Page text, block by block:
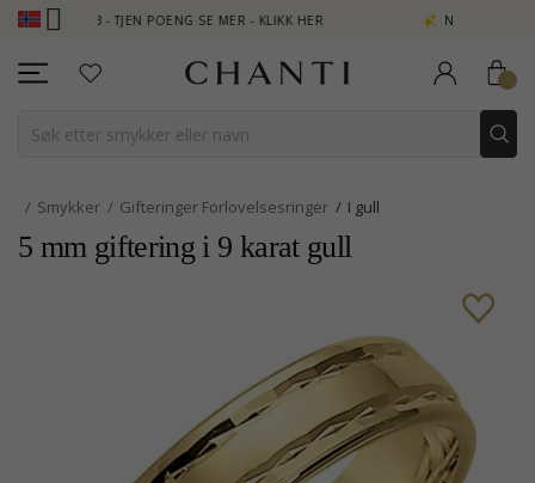
- TJEN POENG SE MER - KLIKK HER NEW COLLECTION | AURA
Smykker Gifteringer Forlovelsesringer I gull
5 mm giftering i 9 karat gull